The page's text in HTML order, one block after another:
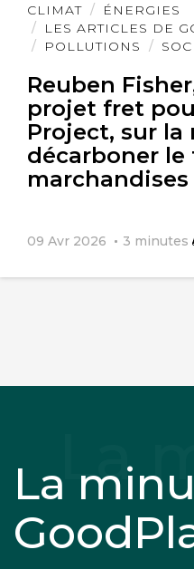
CLIMAT
ÉNERGIES
LES ARTICLES DE
POLLUTIONS
Reuben
projet fret
Project, sur la
décarboner
marchandises
09 Avr 2026 3 minutes
Lire
l'article
La